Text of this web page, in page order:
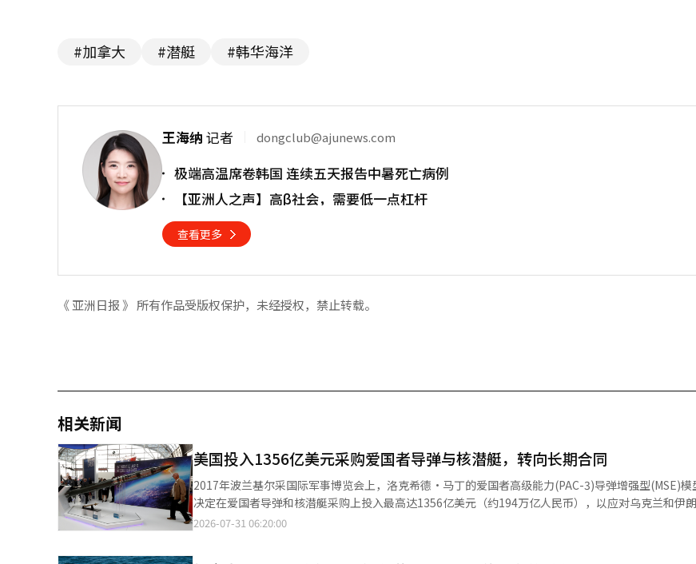
#加拿大 #潜艇 #韩华海洋
王海纳 记者 dongclub@ajunews.com
极端高温席卷韩国 连续五天报告中暑死亡病例
【亚洲人之声】高β社会，需要低一点杠杆
查看更多
《 亚洲日报 》 所有作品受版权保护，未经授权，禁止转载。
相关新闻
美国投入1356亿美元采购爱国者导弹与核潜艇，转向长期合同
2017年波兰基尔采国际军事博览会上，洛克希德·马丁的爱国者高级能力(PAC-3)导弹增强型(MSE)模型展
决定在爱国者导弹和核潜艇采购上投入最高达1356亿美元（约194万亿人民币），以应对乌克兰和伊
器需求激增。这一举措旨在保障防务企业未来数年的订单量，从而增加生产能力。 据《华尔街日报》30日报道，美
2026-07-31 06:20:00